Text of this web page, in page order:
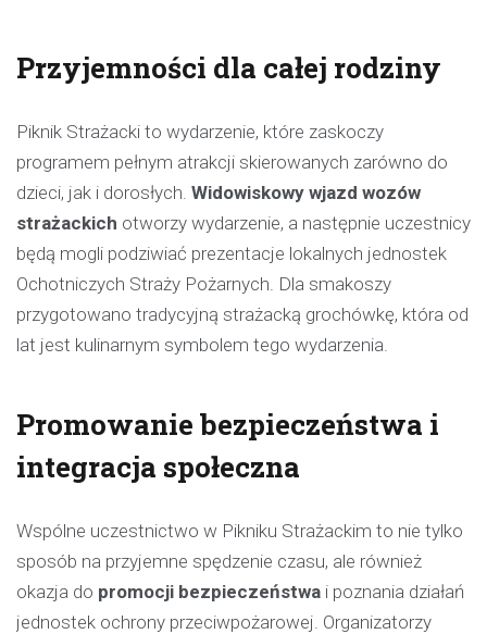
Przyjemności dla całej rodziny
Piknik Strażacki to wydarzenie, które zaskoczy
programem pełnym atrakcji skierowanych zarówno do
dzieci, jak i dorosłych. Widowiskowy wjazd wozów
strażackich otworzy wydarzenie, a następnie uczestnicy
będą mogli podziwiać prezentacje lokalnych jednostek
Ochotniczych Straży Pożarnych. Dla smakoszy
przygotowano tradycyjną strażacką grochówkę, która od
lat jest kulinarnym symbolem tego wydarzenia.
Promowanie bezpieczeństwa i
integracja społeczna
Wspólne uczestnictwo w Pikniku Strażackim to nie tylko
sposób na przyjemne spędzenie czasu, ale również
okazja do promocji bezpieczeństwa i poznania działań
jednostek ochrony przeciwpożarowej. Organizatorzy